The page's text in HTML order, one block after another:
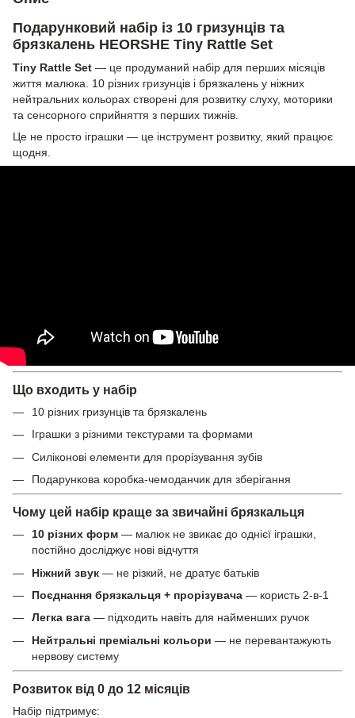
Подарунковий набір із 10 гризунців та
брязкалень HEORSHE Tiny Rattle Set
Tiny Rattle Set — це продуманий набір для перших місяців
життя малюка. 10 різних гризунців і брязкалень у ніжних
нейтральних кольорах створені для розвитку слуху, моторики
та сенсорного сприйняття з перших тижнів.
Це не просто іграшки — це інструмент розвитку, який працює
щодня.
Що входить у набір
10 різних гризунців та брязкалень
Іграшки з різними текстурами та формами
Силіконові елементи для прорізування зубів
Подарункова коробка-чемоданчик для зберігання
Чому цей набір краще за звичайні брязкальця
10 різних форм — малюк не звикає до однієї іграшки,
постійно досліджує нові відчуття
Ніжний звук — не різкий, не дратує батьків
Поєднання брязкальця + прорізувача — користь 2-в-1
Легка вага — підходить навіть для найменших ручок
Нейтральні преміальні кольори — не перевантажують
нервову систему
Розвиток від 0 до 12 місяців
Набір підтримує: